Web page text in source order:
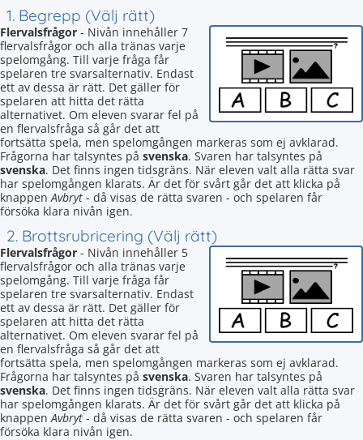
1. Begrepp (Välj rätt)
Flervalsfrågor - Nivån innehåller 7
flervalsfrågor och alla tränas varje
spelomgång. Till varje fråga får
spelaren tre svarsalternativ. Endast
ett av dessa är rätt. Det gäller för
spelaren att hitta det rätta
alternativet. Om eleven svarar fel på
en flervalsfråga så går det att
fortsätta spela, men spelomgången markeras som ej avklarad.
Frågorna har talsyntes på svenska. Svaren har talsyntes på
svenska. Det finns ingen tidsgräns. När eleven valt alla rätta svar
har spelomgången klarats. Är det för svårt går det att klicka på
knappenAvbryt - då visas de rätta svaren - och spelaren får
försöka klara nivån igen.
2. Brottsrubricering (Välj rätt)
Flervalsfrågor - Nivån innehåller 5
flervalsfrågor och alla tränas varje
spelomgång. Till varje fråga får
spelaren tre svarsalternativ. Endast
ett av dessa är rätt. Det gäller för
spelaren att hitta det rätta
alternativet. Om eleven svarar fel på
en flervalsfråga så går det att
fortsätta spela, men spelomgången markeras som ej avklarad.
Frågorna har talsyntes på svenska. Svaren har talsyntes på
svenska. Det finns ingen tidsgräns. När eleven valt alla rätta svar
har spelomgången klarats. Är det för svårt går det att klicka på
knappenAvbryt - då visas de rätta svaren - och spelaren får
försöka klara nivån igen.